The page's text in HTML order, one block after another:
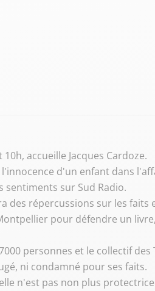
accueille Jacques Cardoze.
d'un enfant dans
sentiments sur Sud Radio.
des répercussions sur les faits
pour défendre un
personnes et le collectif
ni condamné pour ses faits.
n'est pas non plus